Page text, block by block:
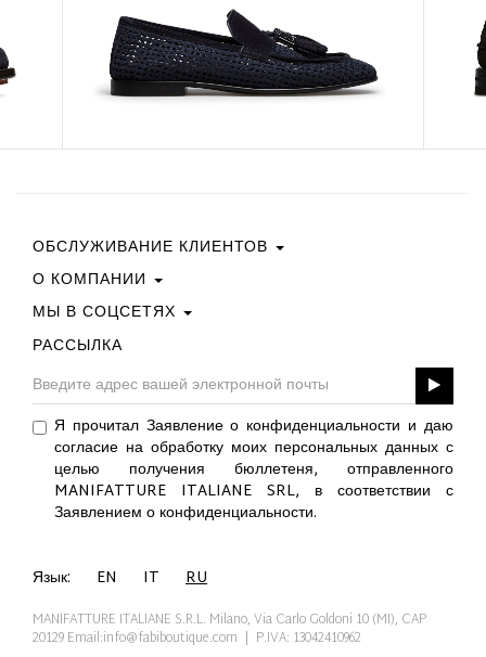
ОБСЛУЖИВАНИЕ КЛИЕНТОВ
Свяжитесь С Нами
Условия Покупки
Руководство По Выбору Размера
О КОМПАНИИ
Политика Конфиденциальности
Политика В Отношении Файлов Cookie
GPSR
МЫ В СОЦСЕТЯХ
Facebook
Instagram
Pinterest
Twitter
YouTube
LinkedIn
РАССЫЛКА
Я прочитал Заявление о конфиденциальности и даю
согласие на обработку моих персональных данных с
целью получения бюллетеня, отправленного
MANIFATTURE ITALIANE SRL, в соответствии с
Заявлением о конфиденциальности.
Язык: EN IT RU
MANIFATTURE ITALIANE S.R.L. Milano, Via Carlo Goldoni 10 (MI), CAP
20129Email:info@fabiboutique.com | P.IVA: 13042410962